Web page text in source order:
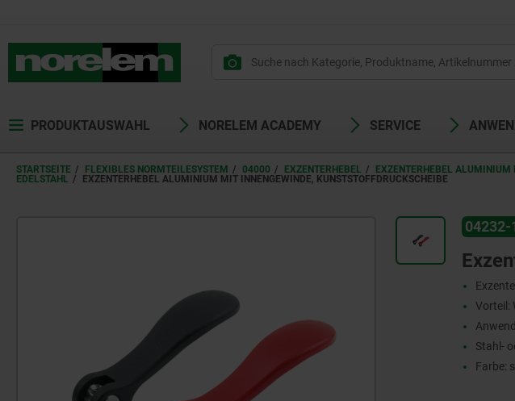
PRODUKTAUSWAHL NORELEM ACADEMY SERVICE
STARTSEITE FLEXIBLES NORMTEILESYSTEM 04000 EXZENTERHEBEL
EXZENTERHEBEL ALUMINIUM
DELSTAHL
EXZENTERHEBEL ALUMINIUM MIT INNENGEWINDE, KUNSTSTOFFDRUCKSCHEIBE
04232-
Vorteil:
Stahl-
Farbe: